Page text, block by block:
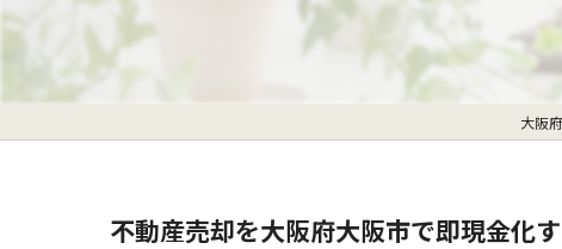
大阪
不動産売却を大阪府大阪市で即現金化